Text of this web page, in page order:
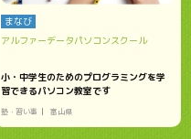
まなび
アルファーデータパソコンスクール
小・中学生のためのプログラミングを学
習できるパソコン教室です
塾・習い事 富山県